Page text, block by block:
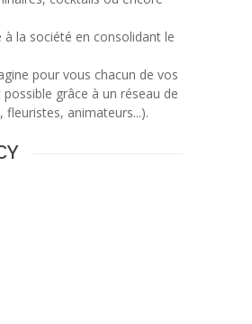
la société en consolidant le
pour vous chacun de vos
grâce à un réseau de
animateurs...).